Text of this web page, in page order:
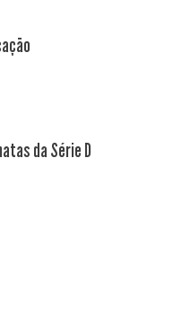
da Série D